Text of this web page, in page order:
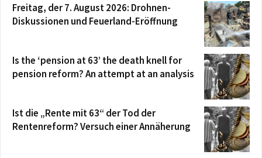
Freitag, der 7. August 2026: Drohnen-
Diskussionen und Feuerland-Eröffnung
Is the ‘pension at 63’ the death knell for
pension reform? An attempt at an analysis
Ist die „Rente mit 63“ der Tod der
Rentenreform? Versuch einer Annäherung